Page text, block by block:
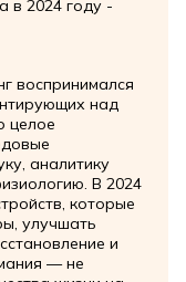
воспринимался
над
целое
аналитику
В 2024
которые
улучшать
и
— не